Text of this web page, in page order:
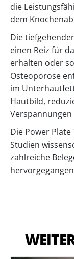
die
dem
Die
einen Reiz für
erhalten oder
Osteoporose
im
Hautbild,
Die Power
Studien
zahlreiche